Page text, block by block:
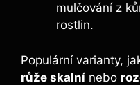
mulčování z
rostlin.
Populární varianty,
růže skalní nebo